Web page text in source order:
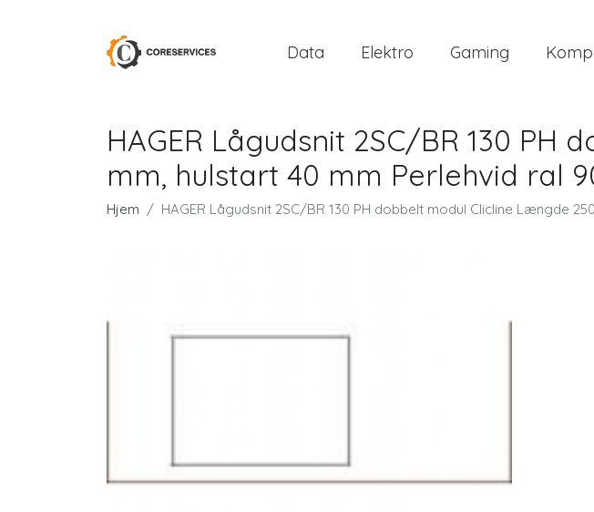
Data Elektro Gaming
HAGER Lågudsnit 2SC/BR 130
mm, hulstart 40 mm Perlehvid ral
Hjem HAGER Lågudsnit 2SC/BR 130 PH dobbelt modul Clicline Længde